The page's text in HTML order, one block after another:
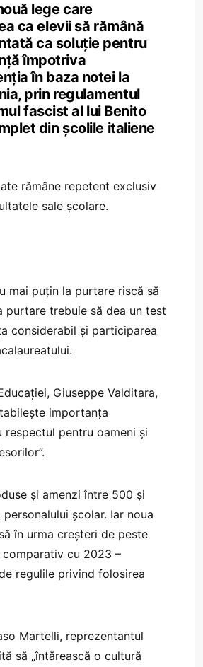
lege care
ca elevii să rămână
ca soluție pentru
împotriva
în baza notei la
prin regulamentul
fascist al lui Benito
din școlile italiene
rămâne repetent exclusiv
sale școlare.
mai puțin la purtare riscă să
purtare trebuie să dea un test
considerabil și participarea
Giuseppe Valditara,
importanța
pentru oameni și
și amenzi între 500 și
școlar. Iar noua
în urma creșteri de peste
comparativ cu 2023 –
regulile privind folosirea
Martelli, reprezentantul
să „întărească o cultură